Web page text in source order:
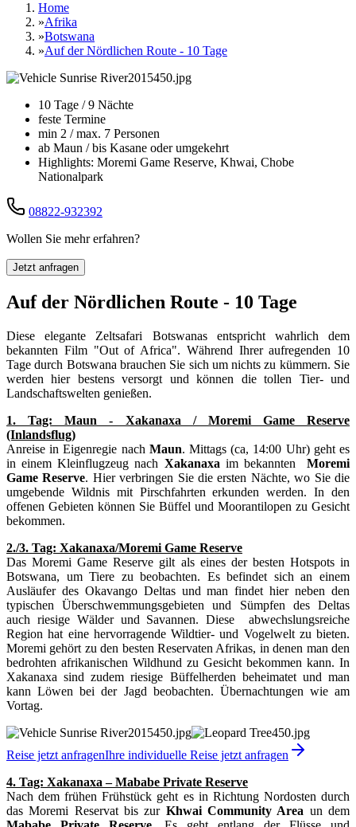
Home
»Afrika
»Botswana
»Auf der Nördlichen Route - 10 Tage
10 Tage / 9 Nächte
feste Termine
min 2 / max. 7 Personen
ab Maun / bis Kasane oder umgekehrt
Highlights: Moremi Game Reserve, Khwai, Chobe
Nationalpark
08822-932392
Wollen Sie mehr erfahren?
Jetzt anfragen
Auf der Nördlichen Route - 10 Tage
Diese elegante Zeltsafari Botswanas entspricht wahrlich dem
bekannten Film "Out of Africa". Während Ihrer aufregenden 10
Tage durch Botswana brauchen Sie sich um nichts zu kümmern. Sie
werden hier bestens versorgt und können die tollen Tier- und
Landschaftswelten genießen.
1. Tag: Maun - Xakanaxa / Moremi Game Reserve
(Inlandsflug)
Anreise in Eigenregie nach Maun. Mittags (ca, 14:00 Uhr) geht es
in einem Kleinflugzeug nach Xakanaxa im bekannten Moremi
Game Reserve. Hier verbringen Sie die ersten Nächte, wo Sie die
umgebende Wildnis mit Pirschfahrten erkunden werden. In den
offenen Gebieten können Sie Büffel und Moorantilopen zu Gesicht
bekommen.
2./3. Tag: Xakanaxa/Moremi Game Reserve
Das Moremi Game Reserve gilt als eines der besten Hotspots in
Botswana, um Tiere zu beobachten. Es befindet sich an einem
Ausläufer des Okavango Deltas und man findet hier neben den
typischen Überschwemmungsgebieten und Sümpfen des Deltas
auch riesige Wälder und Savannen. Diese abwechslungsreiche
Region hat eine hervorragende Wildtier- und Vogelwelt zu bieten.
Moremi gehört zu den besten Reservaten Afrikas, in denen man den
bedrohten afrikanischen Wildhund zu Gesicht bekommen kann. In
Xakanaxa sind zudem riesige Büffelherden beheimatet und man
kann Löwen bei der Jagd beobachten. Übernachtungen wie am
Vortag.
Reise jetzt anfragenIhre individuelle Reise jetzt anfragen
4. Tag: Xakanaxa – Mababe Private Reserve
Nach dem frühen Frühstück geht es in Richtung Nordosten durch
das Moremi Reservat bis zur Khwai Community Area un dem